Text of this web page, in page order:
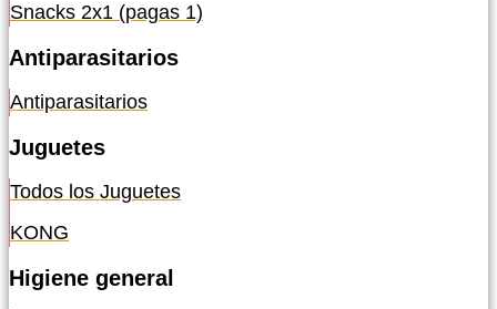
Snacks 2x1 (pagas 1)
Antiparasitarios
Antiparasitarios
Juguetes
Todos los Juguetes
KONG
Higiene general